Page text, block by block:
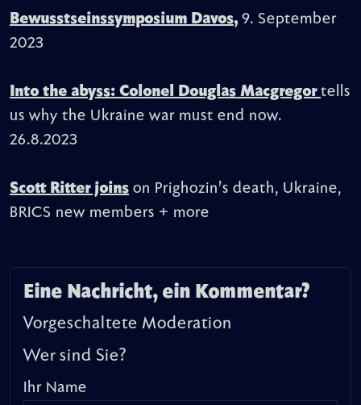
Bewusstseinssymposium Davos,9. September
2023
Into the abyss: Colonel Douglas Macgregor tells
us why the Ukraine war must end now.
26.8.2023
Scott Ritter joins on Prighozin’s death, Ukraine,
BRICS new members + more
Eine Nachricht, ein Kommentar?
Vorgeschaltete Moderation
Wer sind Sie?
Ihr Name